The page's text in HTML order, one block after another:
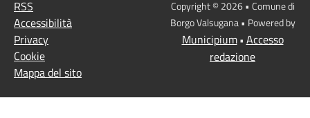
RSS
Accessibilità
Privacy
Cookie
Mappa del sito
Copyright © 2026 • Comune di
Borgo Valsugana • Powered by
Municipium• Accesso
redazione